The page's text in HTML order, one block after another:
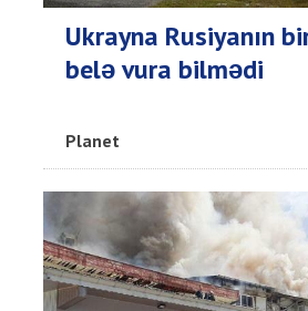
Ukrayna Rusiyanın
belə vura bilmədi
Planet